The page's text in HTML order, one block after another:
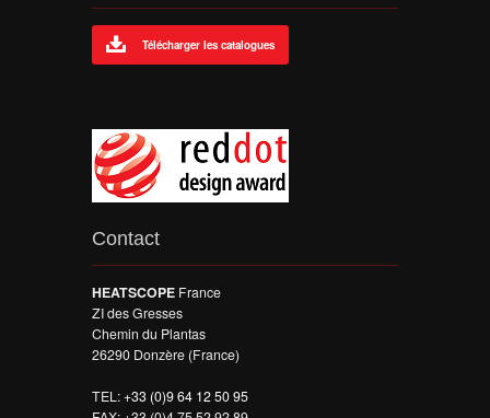
Télécharger les catalogues
Contact
HEATSCOPE France
ZI des Gresses
Chemin du Plantas
26290 Donzère (France)
TEL:+33 (0)9 64 12 50 95